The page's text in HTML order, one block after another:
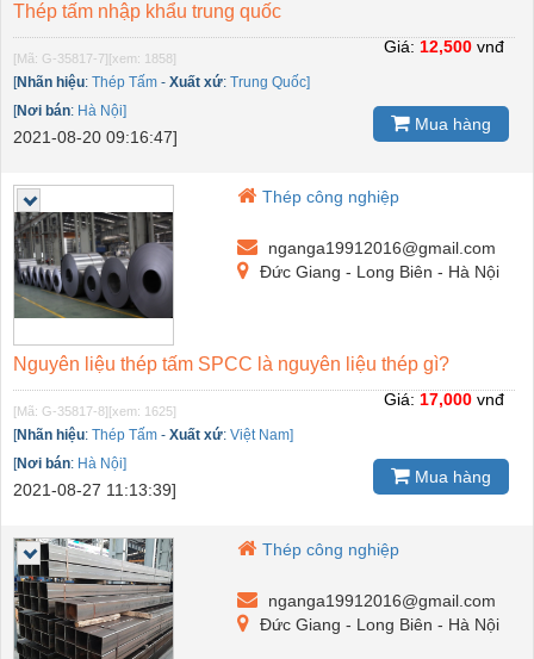
Thép tấm nhập khẩu trung quốc
[Mã: G-35817-7][xem: 1858]
[Nhãn hiệu: Thép Tấm - Xuất xứ: Trung Quốc]
[Nơi bán: Hà Nội]
2021-08-20 09:16:47]
Giá: 12,500 vnđ
Mua hàng
Thép công nghiệp
nganga19912016@gmail.com
Đức Giang - Long Biên - Hà Nội
Nguyên liệu thép tấm SPCC là nguyên liệu thép gì?
[Mã: G-35817-8][xem: 1625]
[Nhãn hiệu: Thép Tấm - Xuất xứ: Việt Nam]
[Nơi bán: Hà Nội]
2021-08-27 11:13:39]
Giá: 17,000 vnđ
Mua hàng
Thép công nghiệp
nganga19912016@gmail.com
Đức Giang - Long Biên - Hà Nội